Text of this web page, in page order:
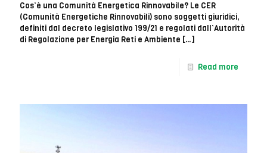
Cos’è una Comunità Energetica Rinnovabile? Le CER
(Comunità Energetiche Rinnovabili) sono soggetti giuridici,
definiti dal decreto legislativo 199/21 e regolati dall’Autorità
di Regolazione per Energia Reti e Ambiente […]
Read more